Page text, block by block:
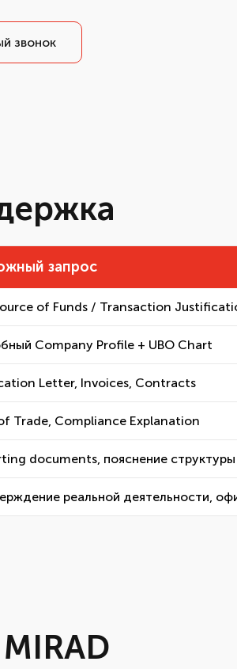
звонок
запрос
of Funds / Transaction
Company Profile + UBO Chart
Letter, Invoices, Contracts
Trade, Compliance Explanation
documents, пояснение структуры
реальной деятельности,